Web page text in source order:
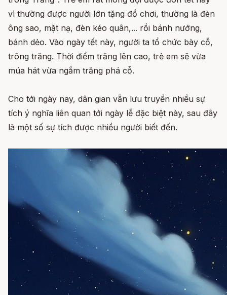
vì thường được người lớn tặng đồ chơi, thường là đèn
ông sao, mặt nạ, đèn kéo quân,... rồi bánh nướng,
bánh dẻo. Vào ngày tết này, người ta tổ chức bày cỗ,
trông trăng. Thời điểm trăng lên cao, trẻ em sẽ vừa
múa hát vừa ngắm trăng phá cỗ.
Cho tới ngày nay, dân gian vẫn lưu truyền nhiều sự
tích ý nghĩa liên quan tới ngày lễ đặc biệt này, sau đây
là một số sự tích được nhiều người biết đến.